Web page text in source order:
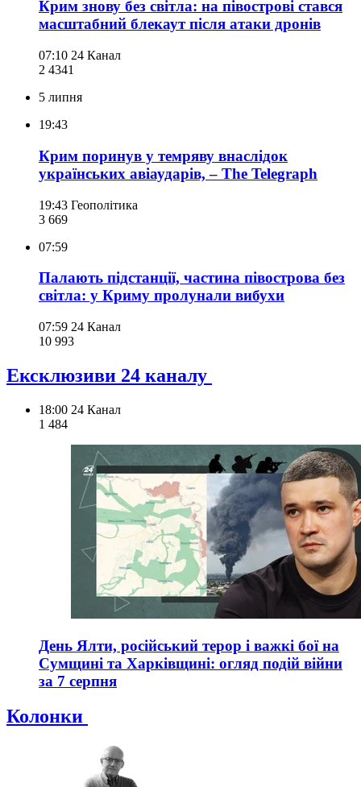
Крим знову без світла: на півострові стався
масштабний блекаут після атаки дронів
07:10 24 Канал
2 4341
5 липня
19:43
Крим поринув у темряву внаслідок
українських авіаударів, – The Telegraph
19:43 Геополітика
3 669
07:59
Палають підстанції, частина півострова без
світла: у Криму пролунали вибухи
07:59 24 Канал
10 993
Ексклюзиви 24 каналу
18:00 24 Канал
1 484
День Ялти, російський терор і важкі бої на
Сумщині та Харківщині: огляд подій війни
за 7 серпня
Колонки